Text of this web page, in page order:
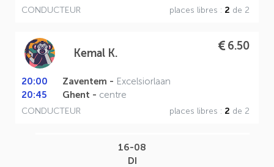
CONDUCTEUR places libres : 2 de 2
Kemal K.
6.50
20:00 Zaventem - Excelsiorlaan
20:45
Ghent - centre
CONDUCTEUR places libres : 2 de 2
16-08
DI